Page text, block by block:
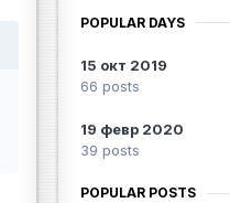
POPULAR DAYS
15 окт 2019
66 posts
19 февр 2020
39 posts
POPULAR POSTS